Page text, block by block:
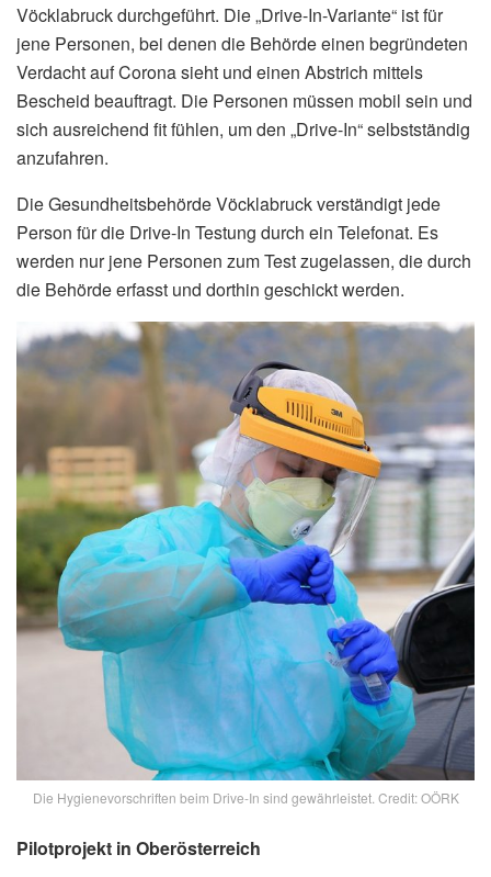
Vöcklabruck durchgeführt. Die „Drive-In-Variante“ ist für
jene Personen, bei denen die Behörde einen begründeten
Verdacht auf Corona sieht und einen Abstrich mittels
Bescheid beauftragt. Die Personen müssen mobil sein und
sich ausreichend fit fühlen, um den „Drive-In“ selbstständig
anzufahren.
Die Gesundheitsbehörde Vöcklabruck verständigt jede
Person für die Drive-In Testung durch ein Telefonat. Es
werden nur jene Personen zum Test zugelassen, die durch
die Behörde erfasst und dorthin geschickt werden.
Die Hygienevorschriften beim Drive-In sind gewährleistet. Credit: OÖRK
Pilotprojekt in Oberösterreich